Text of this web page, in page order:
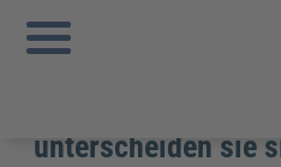
Sie sind hier:
Konzepte im Vergleich: Welche gibt es
Pädagogische
Vergleich: Welche
unterscheiden sie